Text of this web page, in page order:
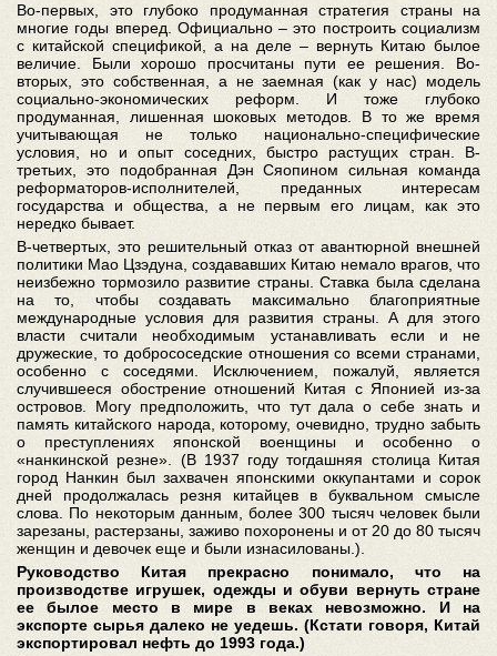
Во-первых, это глубоко продуманная стратегия страны на
многие годы вперед. Официально – это построить социализм
с китайской спецификой, а на деле – вернуть Китаю былое
величие. Были хорошо просчитаны пути ее решения. Во-
вторых, это собственная, а не заемная (как у нас) модель
социально-экономических реформ. И тоже глубоко
продуманная, лишенная шоковых методов. В то же время
учитывающая не только национально-специфические
условия, но и опыт соседних, быстро растущих стран. В-
третьих, это подобранная Дэн Сяопином сильная команда
реформаторов-исполнителей, преданных интересам
государства и общества, а не первым его лицам, как это
нередко бывает.
В-четвертых, это решительный отказ от авантюрной внешней
политики Мао Цзэдуна, создававших Китаю немало врагов, что
неизбежно тормозило развитие страны. Ставка была сделана
на то, чтобы создавать максимально благоприятные
международные условия для развития страны. А для этого
власти считали необходимым устанавливать если и не
дружеские, то добрососедские отношения со всеми странами,
особенно с соседями. Исключением, пожалуй, является
случившееся обострение отношений Китая с Японией из-за
островов. Могу предположить, что тут дала о себе знать и
память китайского народа, которому, очевидно, трудно забыть
о преступлениях японской военщины и особенно о
«нанкинской резне». (В 1937 году тогдашняя столица Китая
город Нанкин был захвачен японскими оккупантами и сорок
дней продолжалась резня китайцев в буквальном смысле
слова. По некоторым данным, более 300 тысяч человек были
зарезаны, растерзаны, заживо похоронены и от 20 до 80 тысяч
женщин и девочек еще и были изнасилованы.).
Руководство Китая прекрасно понимало, что на
производстве игрушек, одежды и обуви вернуть стране
ее былое место в мире в веках невозможно. И на
экспорте сырья далеко не уедешь. (Кстати говоря, Китай
экспортировал нефть до 1993 года.)